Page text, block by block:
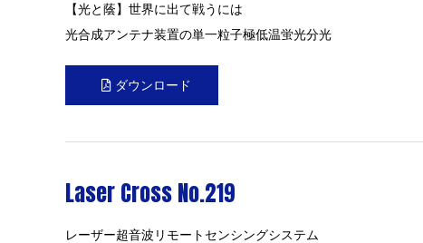
【光と蔭】世界に出て戦うには
光合成アンテナ装置の単一粒子極低温蛍光分光
ダウンロード
Laser Cross No.219
レーザー超音波リモートセンシングシステム